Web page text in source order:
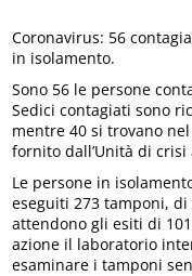
Coronavirus: 56
in isolamento.
Sono 56 le persone
Sedici contagiati sono
mentre 40 si trovano
fornito dall’Unità di
Le persone in
eseguiti 273 tamponi,
attendono gli esiti di
azione il laboratorio
esaminare i tamponi